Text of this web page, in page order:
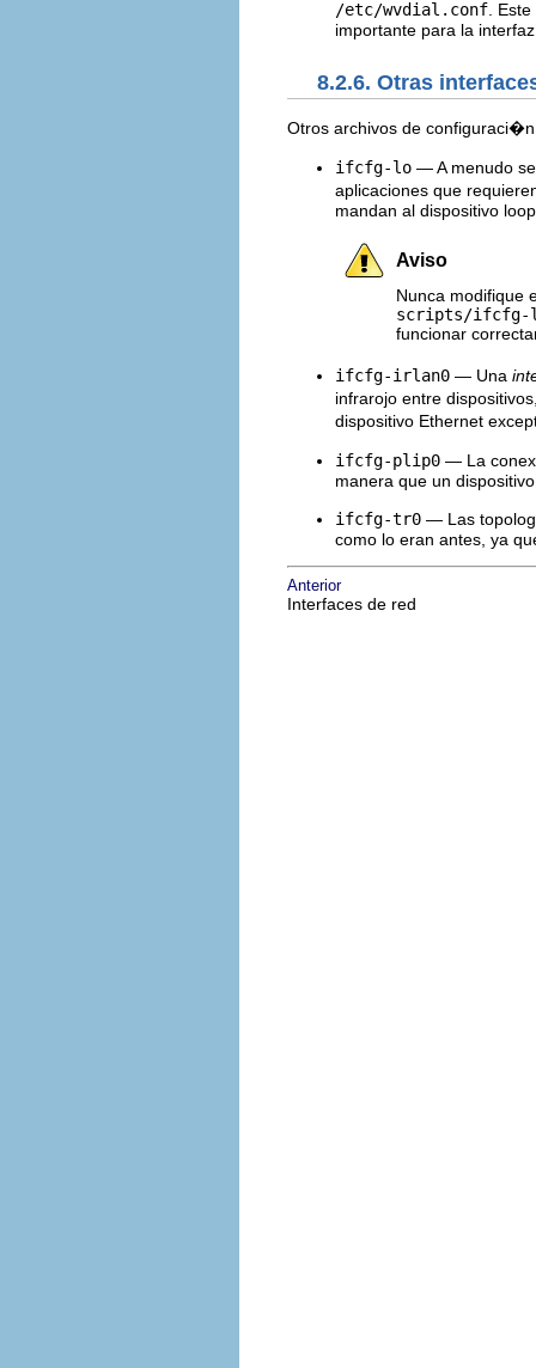
/etc/wvdial.conf .
importante para la
8.2.6. Otras
Otros archivos de
ifcfg-lo — A menudo
aplicaciones que
mandan al dispositivo
Aviso
Nunca modifique
scripts/ifcfg-
funcionar
ifcfg-irlan0 — Una
infrarojo entre
dispositivo Ethernet
ifcfg-plip0 — La
manera que un
ifcfg-tr0 — Las
como lo eran antes, ya
Anterior
Interfaces de red